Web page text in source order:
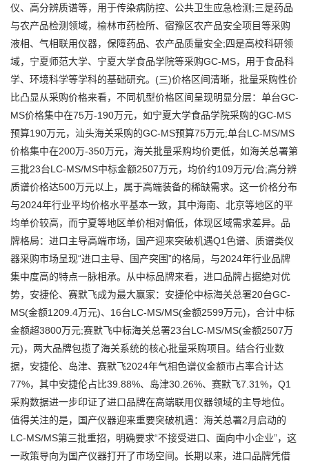
仪、高分辨质谱等，用于传染病防控、公共卫生应急检测;三是药品
与农产品检测领域，榆林市药检所、宿豫区农产品安全项目等采购
液相、气相联用仪器，保障药品、农产品质量安全;四是高校科研领
域，宁夏师范大学、宁夏大学食品学院等采购GC-MS，用于食品科
学、环境科学等学科的基础研究。(三)价格区间清晰，批量采购性价
比凸显从采购价格来看，不同机型价格区间呈现明显分层：单台GC-
MS价格集中在75万-190万元，如宁夏大学食品学院采购的GC-MS
预算190万元，汕头海关采购的GC-MS预算75万元;单台LC-MS/MS
价格集中在200万-350万元，海关批量采购均价更低，如海关总署第
三批23台LC-MS/MS中标金额2507万元，均价约109万元/台;高分辨
质谱价格达500万元以上，属于高端装备的稀缺需求。这一价格分布
与2024年行业平均价格水平基本一致，其中海南、北京等地区的平
均单价较高，而宁夏等地区单价相对偏低，体现区域需求差异。品
牌格局：进口主导高端市场，国产迎来突破机遇Q1色谱、质谱类仪
器采购市场呈现“进口主导、国产突围”的格局，与2024年行业品牌
集中度高的特点一脉相承。从中标品牌来看，进口品牌占据绝对优
势，安捷伦、赛默飞成为最大赢家：安捷伦中标海关总署20台GC-
MS(金额1209.4万元)、16台LC-MS/MS(金额2599万元)，合计中标
金额超3800万元;赛默飞中标海关总署23台LC-MS/MS(金额2507万
元)，两大品牌包揽了海关系统的核心批量采购项目。结合行业数
据，安捷伦、岛津、赛默飞2024年气相色谱仪金额市占率合计达
77%，其中安捷伦占比39.88%、岛津30.26%、赛默飞7.31%，Q1
采购数据进一步印证了进口品牌在高端联用仪器领域的主导地位。
值得关注的是，国产仪器迎来重要突破机遇：海关总署2月启动的
LC-MS/MS第三批重招，明确要求“不接受进口、面向中小企业”，这
一政策导向为国产仪器打开了市场空间。长期以来，进口品牌凭借